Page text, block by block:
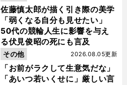
佐藤慎太郎が描く引き際の美学
「弱くなる自分も見せたい」
50代の競輪人生に影響を与え
る伏見俊昭の死にも言及
「お前がラクして生意気だな」
「あいつ若いくせに」厳しい言
2026.08.05更新
その他